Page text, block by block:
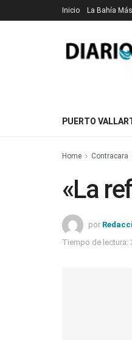
Inicio La Bahía
PUERTO
Home Contracara
«La
por
Tiempo de lectura: